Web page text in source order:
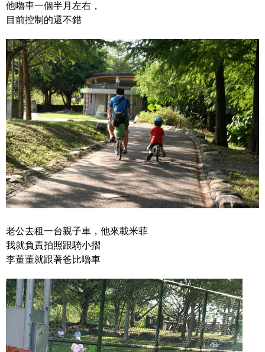
他嚕車一個半月左右，
目前控制的還不錯
老公去租一台親子車，他來載米菲
我就負責拍照跟騎小摺
李董董就跟著爸比嚕車